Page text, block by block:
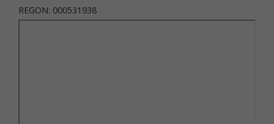
REGON: 000531938